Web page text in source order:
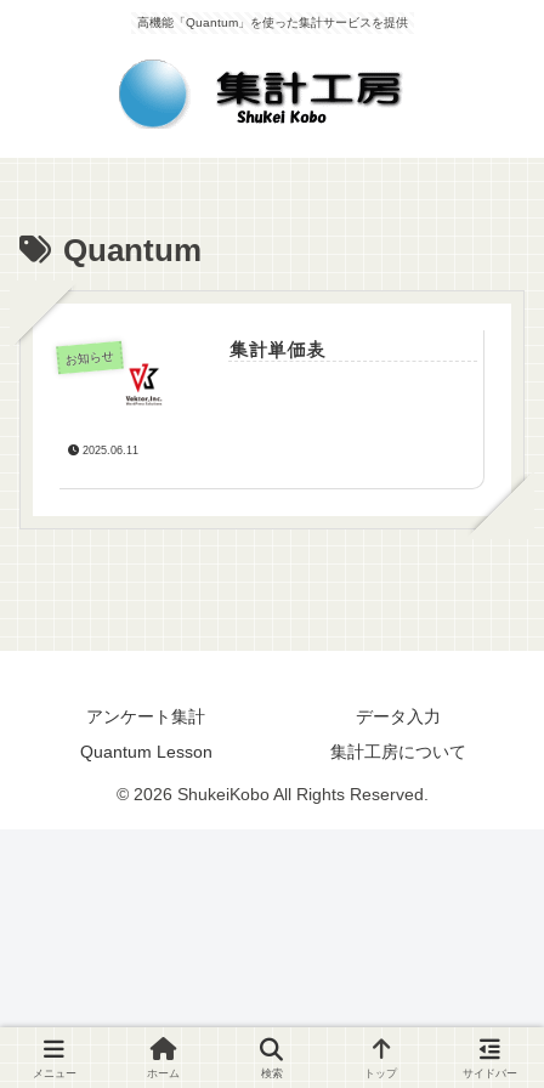
高機能「Quantum」を使った集計サービスを提供
Quantum
お知らせ 集計単価表
2025.06.11
アンケート集計
データ入力
Quantum Lesson
集計工房について
© 2026 ShukeiKobo All Rights Reserved.
メニュー ホーム 検索 トップ サイドバー